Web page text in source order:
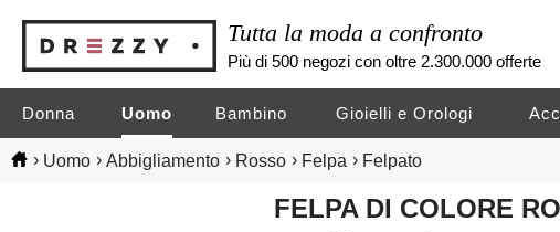
Tutta la moda a confronto
Più di 500 negozi con oltre 2.300.000 offerte
Donna Uomo Bambino Gioielli e Orologi
› Uomo › Abbigliamento › Rosso › Felpa › Felpato
FELPA DI COLORE